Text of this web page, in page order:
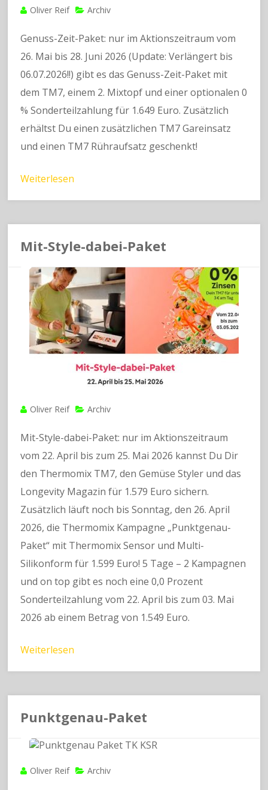
Oliver Reif Archiv
Genuss-Zeit-Paket: nur im Aktionszeitraum vom
26. Mai bis 28. Juni 2026 (Update: Verlängert bis
06.07.2026!!) gibt es das Genuss-Zeit-Paket mit
dem TM7, einem 2. Mixtopf und einer optionalen 0
% Sonderteilzahlung für 1.649 Euro. Zusätzlich
erhältst Du einen zusätzlichen TM7 Gareinsatz
und einen TM7 Rühraufsatz geschenkt!
Weiterlesen
Mit-Style-dabei-Paket
Oliver Reif Archiv
Mit-Style-dabei-Paket: nur im Aktionszeitraum
vom 22. April bis zum 25. Mai 2026 kannst Du Dir
den Thermomix TM7, den Gemüse Styler und das
Longevity Magazin für 1.579 Euro sichern.
Zusätzlich läuft noch bis Sonntag, den 26. April
2026, die Thermomix Kampagne „Punktgenau-
Paket“ mit Thermomix Sensor und Multi-
Silikonform für 1.599 Euro! 5 Tage – 2 Kampagnen
und on top gibt es noch eine 0,0 Prozent
Sonderteilzahlung vom 22. April bis zum 03. Mai
2026 ab einem Betrag von 1.549 Euro.
Weiterlesen
Punktgenau-Paket
Oliver Reif Archiv